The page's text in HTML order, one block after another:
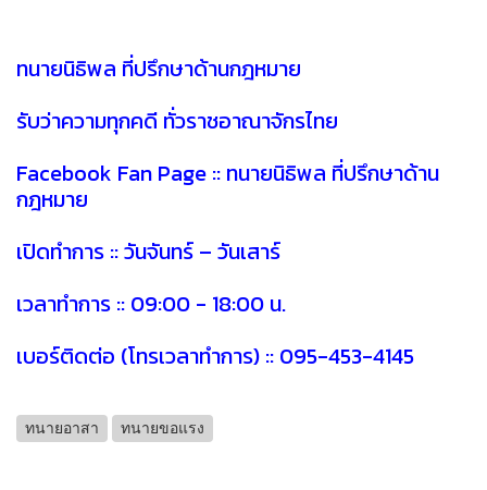
ทนายนิธิพล ที่ปรึกษาด้านกฎหมาย
รับว่าความทุกคดี ทั่วราชอาณาจักรไทย
Facebook Fan Page :: ทนายนิธิพล ที่ปรึกษาด้าน
กฎหมาย
เปิดทำการ :: วันจันทร์ – วันเสาร์
เวลาทำการ :: 09:00 - 18:00 น.
เบอร์ติดต่อ (โทรเวลาทำการ) :: 095-453-4145
ทนายอาสา ทนายขอแรง